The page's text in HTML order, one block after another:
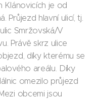
Klánovicích je od
Průjezd hlavní ulicí, tj.
Smržovská/V
Právě skrz ulice
díky kterému se
areálu. Díky
omezilo průjezd
obcemi jsou